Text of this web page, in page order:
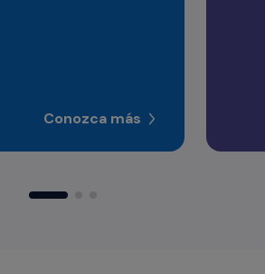
Conozca más